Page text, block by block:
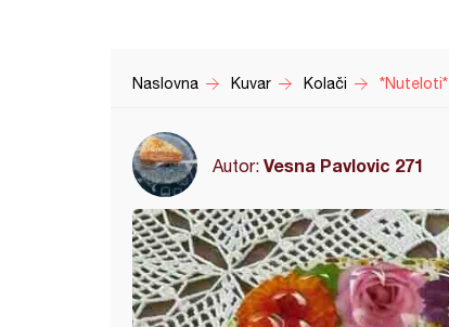
Naslovna Kuvar Kolači *Nuteloti*
Autor: Vesna Pavlovic 271